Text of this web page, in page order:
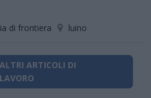
di frontiera luino
ARTICOLI DI
LAVORO